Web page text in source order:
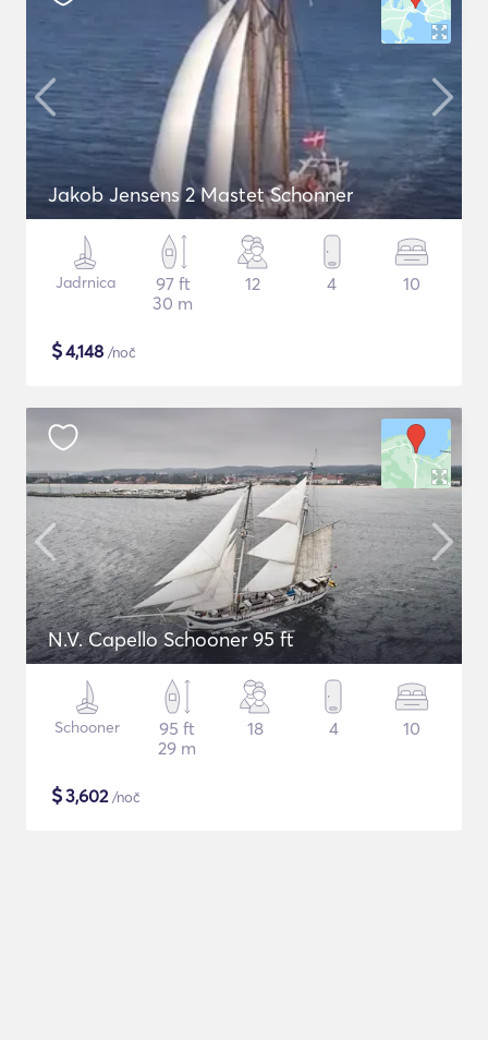
Jakob Jensens 2 Mastet Schonner
Jadrnica
97 ft
30 m
12 4 10
$4,148 /noč
N.V. Capello Schooner 95 ft
Schooner
95 ft
29 m
18 4 10
$3,602/noč